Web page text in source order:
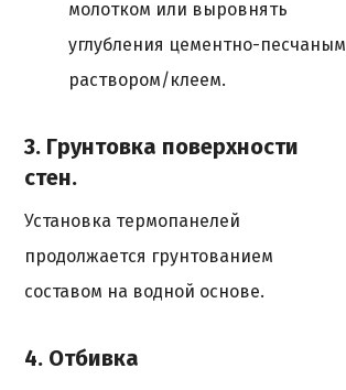
молотком или выровнять
углубления цементно-песчаным
раствором/клеем.
3. Грунтовка поверхности
стен.
Установка термопанелей
продолжается грунтованием
составом на водной основе.
4. Отбивка